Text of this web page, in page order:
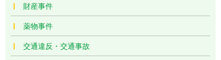
財産事件
薬物事件
交通違反・交通事故